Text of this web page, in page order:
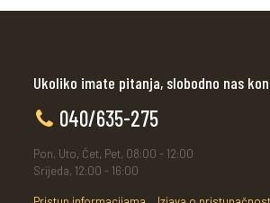
Ukoliko imate pitanja, slobodno nas
040/635-275
Pon, Uto, Čet, Pet, 08:00 - 12:00
Srijeda, 12:00 - 16:00